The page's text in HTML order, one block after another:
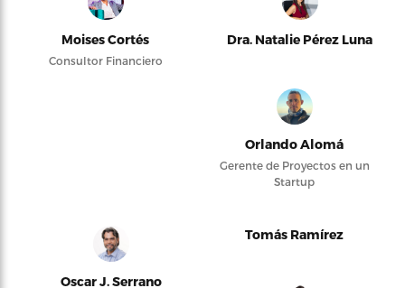
Moises Cortés
Consultor Financiero
Dra. Natalie Pérez Luna
Orlando Alomá
Gerente de Proyectos en un
Startup
Oscar J. Serrano
Tomás Ramírez